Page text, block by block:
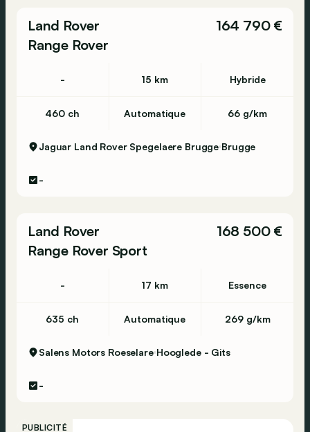
Land Rover
Range Rover
164 790 €
- 15 km Hybride
460 ch Automatique 66 g/km
Jaguar Land Rover Spegelaere Brugge Brugge
-
Land Rover
Range Rover Sport
168 500 €
- 17 km Essence
635 ch Automatique 269 g/km
Salens Motors Roeselare Hooglede - Gits
-
PUBLICITÉ